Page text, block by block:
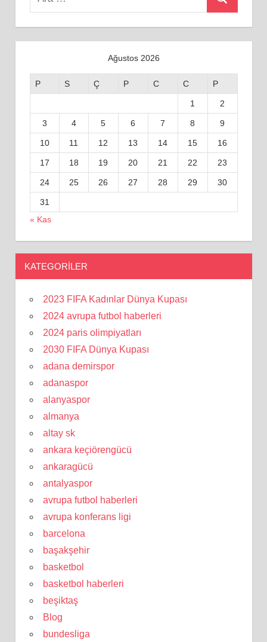
Ara
Ağustos 2026
P S Ç P C C P
1 2
3 4 5 6 7 8 9
10 11 12 13 14 15 16
17 18 19 20 21 22 23
24 25 26 27 28 29 30
31
« Kas
KATEGORILER
2023 FIFA Kadınlar Dünya Kupası
2024 avrupa futbol haberleri
2024 paris olimpiyatları
2030 FIFA Dünya Kupası
adana demirspor
adanaspor
alanyaspor
almanya
altay sk
ankara keçiörengücü
ankaragücü
antalyaspor
avrupa futbol haberleri
avrupa konferans ligi
barcelona
başakşehir
basketbol
basketbol haberleri
beşiktaş
Blog
bundesliga